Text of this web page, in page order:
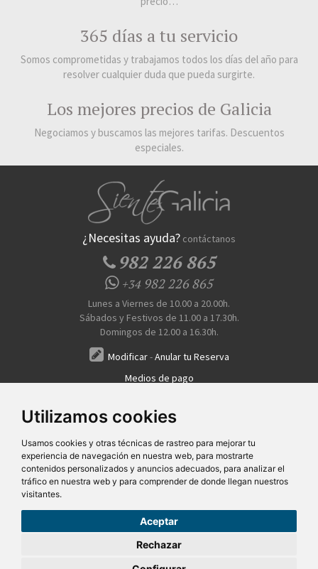
Utilizamos cookies
Usamos cookies y otras técnicas de rastreo para mejorar tu
experiencia de navegación en nuestra web, para mostrarte
contenidos personalizados y anuncios adecuados, para analizar el
tráfico en nuestra web y para comprender de donde llegan nuestros
visitantes.
Aceptar
Rechazar
365 días a tu servicio
Somos comprometidas y trabajamos todos los días del año para
resolver cualquier duda que pueda surgirte.
Los mejores precios de Galicia
Negociamos y buscamos las mejores tarifas. Descuentos
especiales.
¿Necesitas ayuda? contáctanos
982 226 865
+34982 226 865
Lunes a Viernes de 10.00 a 20.00h.
Sábados y Festivos de 11.00 a 17.30h.
Domingos de 12.00 a 16.30h.
Modificar-Anular tu Reserva
Medios de pago
Quiénes Somos
sobre cookies|Ayudas
SG Entornos Turísticos S.L. Av. Vila Verde Cidade de Portugal, 25 Bajo. Lugo 27002 – España
- Licencia Agencia de viajesN° XG.362
Todos los derechos reservados